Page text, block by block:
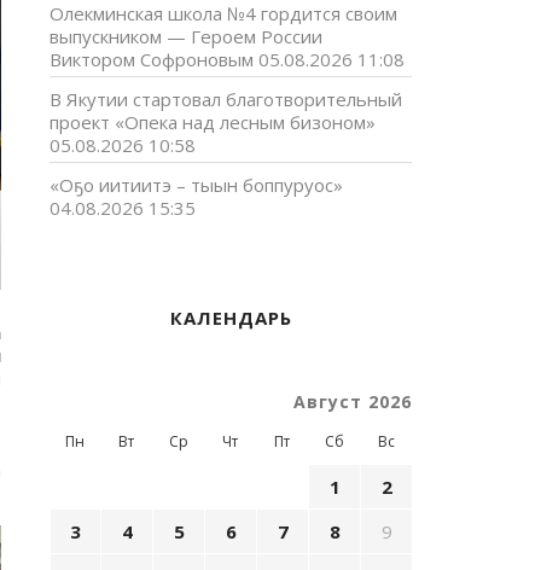
Олекминская школа №4 гордится своим
выпускником — Героем России
Виктором Софроновым 05.08.2026 11:08
В Якутии стартовал благотворительный
проект «Опека над лесным бизоном»
05.08.2026 10:58
«Оҕо иитиитэ – тыын боппуруос»
04.08.2026 15:35
КАЛЕНДАРЬ
Август 2026
Пн Вт Ср Чт Пт Сб Вс
1
2
3
4 5 6 7 8
9